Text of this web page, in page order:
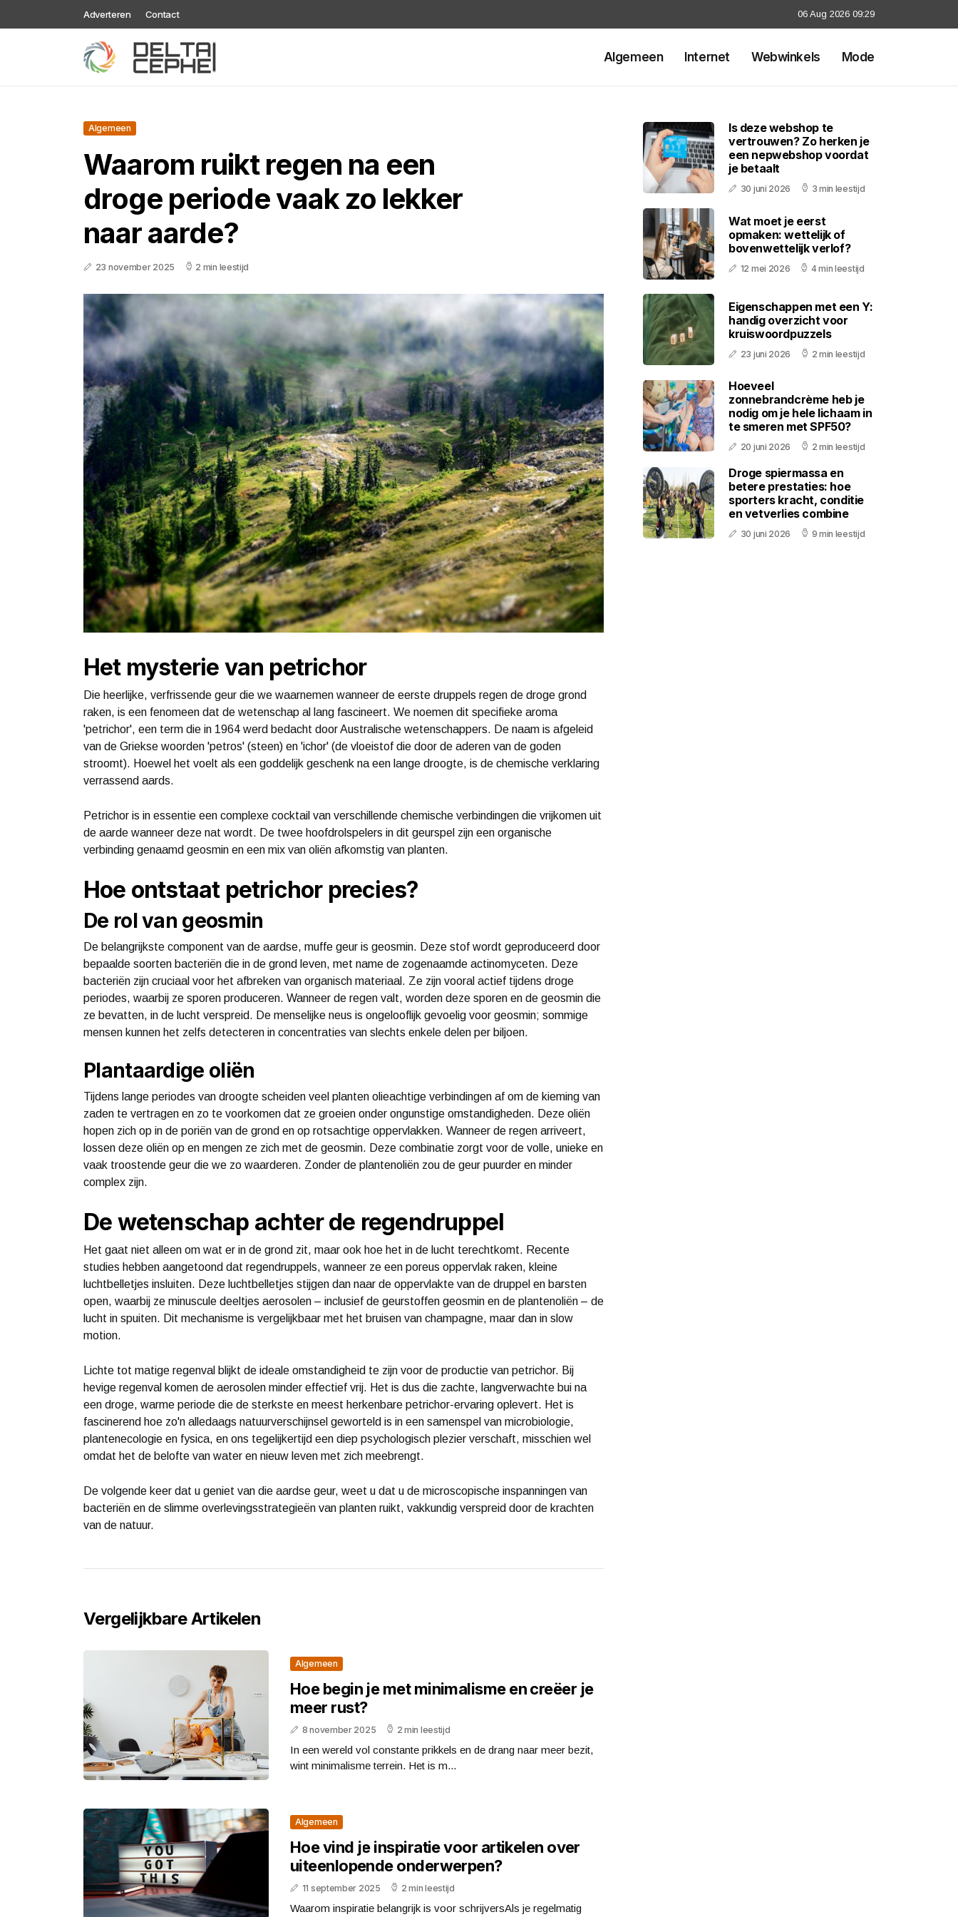
Adverteren Contact 06 Aug 2026 09:29
Algemeen Internet Webwinkels Mode
Algemeen
Waarom ruikt regen na een
droge periode vaak zo lekker
naar aarde?
23 november 2025 2 min leestijd
Het mysterie van petrichor
Die heerlijke, verfrissende geur die we waarnemen wanneer de eerste druppels regen de droge grond
raken, is een fenomeen dat de wetenschap al lang fascineert. We noemen dit specifieke aroma
'petrichor', een term die in 1964 werd bedacht door Australische wetenschappers. De naam is afgeleid
van de Griekse woorden 'petros' (steen) en 'ichor' (de vloeistof die door de aderen van de goden
stroomt). Hoewel het voelt als een goddelijk geschenk na een lange droogte, is de chemische verklaring
verrassend aards.
Petrichor is in essentie een complexe cocktail van verschillende chemische verbindingen die vrijkomen uit
de aarde wanneer deze nat wordt. De twee hoofdrolspelers in dit geurspel zijn een organische
verbinding genaamd geosmin en een mix van oliën afkomstig van planten.
Hoe ontstaat petrichor precies?
De rol van geosmin
De belangrijkste component van de aardse, muffe geur is geosmin. Deze stof wordt geproduceerd door
bepaalde soorten bacteriën die in de grond leven, met name de zogenaamde actinomyceten. Deze
bacteriën zijn cruciaal voor het afbreken van organisch materiaal. Ze zijn vooral actief tijdens droge
periodes, waarbij ze sporen produceren. Wanneer de regen valt, worden deze sporen en de geosmin die
ze bevatten, in de lucht verspreid. De menselijke neus is ongelooflijk gevoelig voor geosmin; sommige
mensen kunnen het zelfs detecteren in concentraties van slechts enkele delen per biljoen.
Plantaardige oliën
Tijdens lange periodes van droogte scheiden veel planten olieachtige verbindingen af om de kieming van
zaden te vertragen en zo te voorkomen dat ze groeien onder ongunstige omstandigheden. Deze oliën
hopen zich op in de poriën van de grond en op rotsachtige oppervlakken. Wanneer de regen arriveert,
lossen deze oliën op en mengen ze zich met de geosmin. Deze combinatie zorgt voor de volle, unieke en
vaak troostende geur die we zo waarderen. Zonder de plantenoliën zou de geur puurder en minder
complex zijn.
De wetenschap achter de regendruppel
Het gaat niet alleen om wat er in de grond zit, maar ook hoe het in de lucht terechtkomt. Recente
studies hebben aangetoond dat regendruppels, wanneer ze een poreus oppervlak raken, kleine
luchtbelletjes insluiten. Deze luchtbelletjes stijgen dan naar de oppervlakte van de druppel en barsten
open, waarbij ze minuscule deeltjes aerosolen – inclusief de geurstoffen geosmin en de plantenoliën – de
lucht in spuiten. Dit mechanisme is vergelijkbaar met het bruisen van champagne, maar dan in slow
motion.
Lichte tot matige regenval blijkt de ideale omstandigheid te zijn voor de productie van petrichor. Bij
hevige regenval komen de aerosolen minder effectief vrij. Het is dus die zachte, langverwachte bui na
een droge, warme periode die de sterkste en meest herkenbare petrichor-ervaring oplevert. Het is
fascinerend hoe zo'n alledaags natuurverschijnsel geworteld is in een samenspel van microbiologie,
plantenecologie en fysica, en ons tegelijkertijd een diep psychologisch plezier verschaft, misschien wel
omdat het de belofte van water en nieuw leven met zich meebrengt.
De volgende keer dat u geniet van die aardse geur, weet u dat u de microscopische inspanningen van
bacteriën en de slimme overlevingsstrategieën van planten ruikt, vakkundig verspreid door de krachten
van de natuur.
Vergelijkbare Artikelen
Algemeen
Hoe begin je met minimalisme en creëer je
meer rust?
8 november 2025 2 min leestijd
In een wereld vol constante prikkels en de drang naar meer bezit,
wint minimalisme terrein. Het is m...
Algemeen
Hoe vind je inspiratie voor artikelen over
uiteenlopende onderwerpen?
11 september 2025 2 min leestijd
Waarom inspiratie belangrijk is voor schrijversAls je regelmatig
Is deze webshop te
vertrouwen? Zo herken je
een nepwebshop voordat
je betaalt
30 juni 2026 3 min leestijd
Wat moet je eerst
opmaken: wettelijk of
bovenwettelijk verlof?
12 mei 2026 4 min leestijd
Eigenschappen met een Y:
handig overzicht voor
kruiswoordpuzzels
23 juni 2026 2 min leestijd
Hoeveel
zonnebrandcrème heb je
nodig om je hele lichaam in
te smeren met SPF50?
20 juni 2026 2 min leestijd
Droge spiermassa en
betere prestaties: hoe
sporters kracht, conditie
en vetverlies combine
30 juni 2026 9 min leestijd